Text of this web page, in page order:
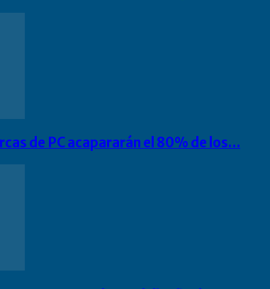
de PC acapararán el 80% de los…